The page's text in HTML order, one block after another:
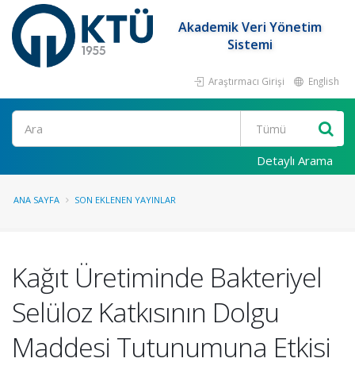
Akademik Veri Yönetim
Sistemi
Araştırmacı Girişi English
Ara
Detaylı Arama
ANA SAYFA SON EKLENEN YAYINLAR
Kağıt Üretiminde Bakteriyel
Selüloz Katkısının Dolgu
Maddesi Tutunumuna Etkisi